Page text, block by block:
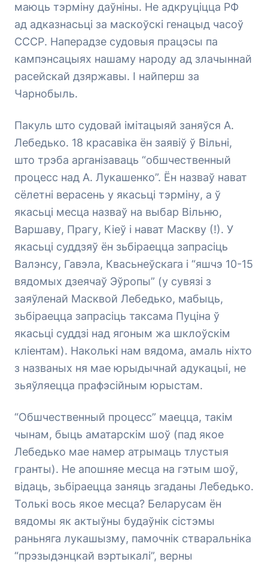
маюць тэрміну даўніны. Не адкруціцца РФ
ад адказнасьці за маскоўскі генацыд часоў
СССР. Наперадзе судовыя працэсы па
кампэнсацыях нашаму народу ад злачыннай
расейскай дзяржавы. I найперш за
Чарнобыль.
Пакуль што судовай імітацыяй заняўся А.
Лебедько. 18 красавіка ён заявіў ў Вільні,
што трэба арганізаваць “обшчественный
процесс над А. Лукашенко”. Ён назваў нават
сёлетні верасень у якасьці тэрміну, а ў
якасьці месца назваў на выбар Вільню,
Варшаву, Прагу, Кіеў і нават Маскву (!). У
якасьці суддзяў ён зьбіраецца запрасіць
Валэнсу, Гавэла, Квасьнеўскага і “яшчэ 10-15
вядомых дзеячаў Эўропы” (у сувязі з
заяўленай Масквой Лебедько, мабыць,
зьбіраецца запрасіць таксама Пуціна ў
якасьці суддзі над ягоным жа шклоўскім
кліентам). Наколькі нам вядома, амаль ніхто
з названых ня мае юрыдычнай адукацыі, не
зьяўляецца прафэсійным юрыстам.
“Обшчественный процесс” маецца, такім
чынам, быць аматарскім шоў (пад якое
Лебедько мае намер атрымаць тлустыя
гранты). Не апошняе месца на гэтым шоў,
відаць, зьбіраецца заняць згаданы Лебедько.
Толькі вось якое месца? Беларусам ён
вядомы як актыўны будаўнік сістэмы
раньняга лукашызму, памочнік стваральніка
“прэзыдэнцкай вэртыкалі”, верны